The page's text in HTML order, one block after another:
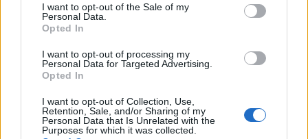
I want to opt-out of the Sale of my
Personal Data.
Opted In
I want to opt-out of processing my
Personal Data for Targeted Advertising.
Opted In
I want to opt-out of Collection, Use,
Retention, Sale, and/or Sharing of my
Personal Data that Is Unrelated with the
Purposes for which it was collected.